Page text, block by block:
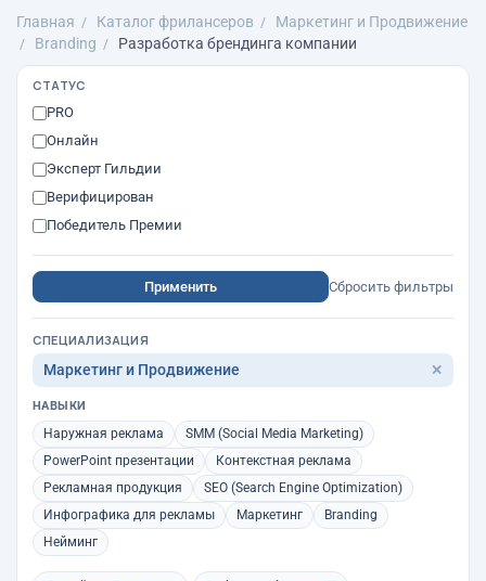
Главная Каталог фрилансеров
Маркетинг и Продвижение
Branding
Разработка брендинга компании
СТАТУС
PRO
Онлайн
Эксперт Гильдии
Верифицирован
Победитель Премии
Применить Сбросить фильтры
СПЕЦИАЛИЗАЦИЯ
Маркетинг и Продвижение ✕
НАВЫКИ
Наружная реклама
SMM (Social Media Marketing)
PowerPoint презентации
Контекстная реклама
Рекламная продукция
SEO (Search Engine Optimization)
Инфографика для рекламы
Маркетинг
Branding
Нейминг